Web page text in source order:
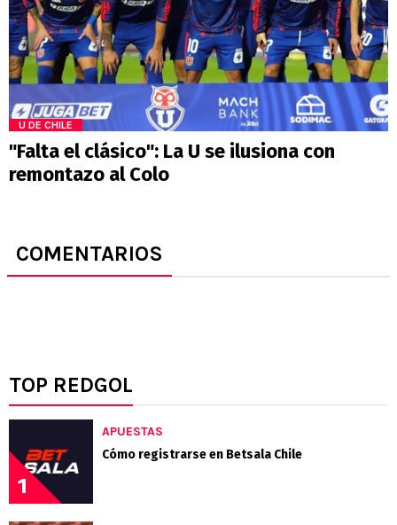
U DE CHILE
"Falta el clásico": La U se ilusiona con
remontazo al Colo
COMENTARIOS
TOP REDGOL
1
APUESTAS
Cómo registrarse en Betsala Chile